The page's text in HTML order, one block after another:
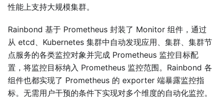
性能上支持大规模集群。
Rainbond 基于 Prometheus 封装了 Monitor 组件，通过
从 etcd、Kubernetes 集群中自动发现应用、集群、集群节
点服务的各类监控对象并完成 Prometheus 监控目标配
置，将监控目标纳入 Prometheus 监控范围。Rainbond 各
组件也都实现了 Prometheus 的 exporter 端暴露监控指
标。无需用户干预的条件下实现对多个维度的自动化监控。